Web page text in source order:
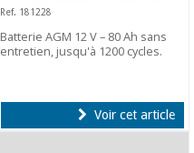
Ref. 181228
Batterie AGM 12 V – 80 Ah sans
entretien, jusqu'à 1200 cycles.
Voir cet article